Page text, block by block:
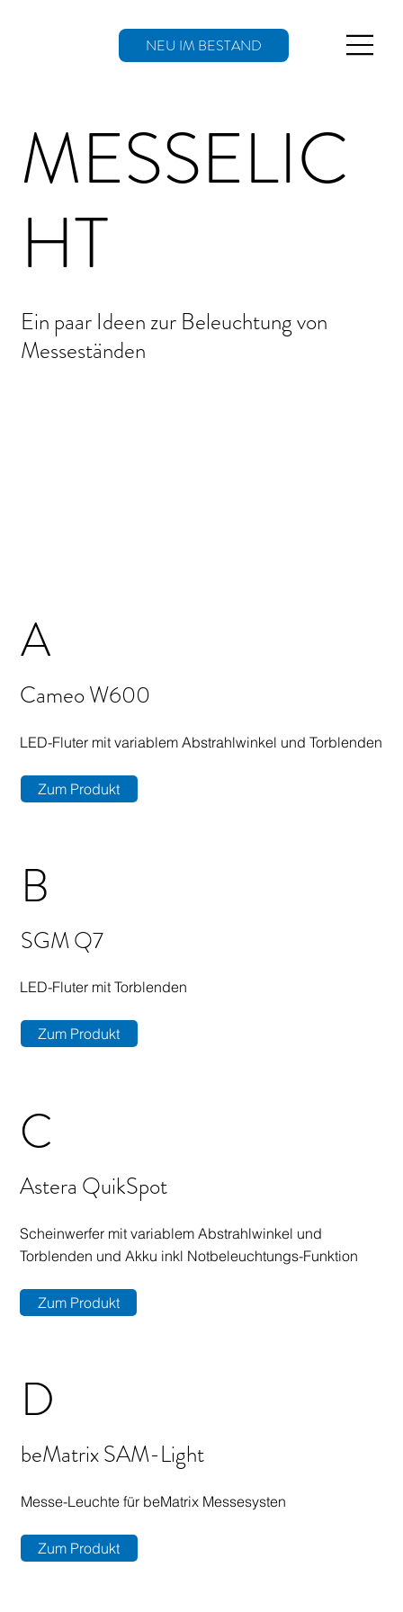
NEU IM BESTAND
MESSELIC
HT
Ein paar Ideen zur Beleuchtung von
Messeständen
A
Cameo W600
LED-Fluter mit variablem Abstrahlwinkel und Torblenden
Zum Produkt
B
SGM Q7
LED-Fluter mit Torblenden
Zum Produkt
C
Astera QuikSpot
Scheinwerfer mit variablem Abstrahlwinkel und
Torblenden und Akku inkl Notbeleuchtungs-Funktion
Zum Produkt
D
beMatrix SAM-Light
Messe-Leuchte für beMatrix Messesysten
Zum Produkt